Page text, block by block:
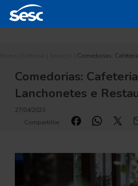
Comedorias:
Comedorias:
Lanchonetes e
27/04/2023
Compartilhe: